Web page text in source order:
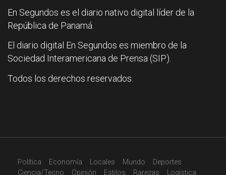
En Segundos es el diario nativo digital líder de la
República de Panamá.
El diario digital En Segundos es miembro de la
Sociedad Interamericana de Prensa (SIP).
Todos los derechos reservados.
Política Economía Locales Mundo
Deportes
Ciencia/Tecno
Opinión Estilos Rarezas Logística